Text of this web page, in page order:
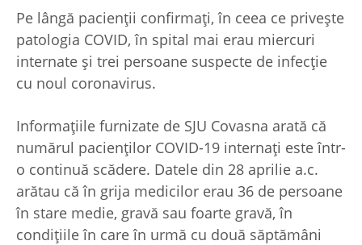
Pe lângă pacienții confirmați, în ceea ce privește
patologia COVID, în spital mai erau miercuri
internate și trei persoane suspecte de infecție
cu noul coronavirus.
Informațiile furnizate de SJU Covasna arată că
numărul pacienților COVID-19 internați este într-
o continuă scădere. Datele din 28 aprilie a.c.
arătau că în grija medicilor erau 36 de persoane
în stare medie, gravă sau foarte gravă, în
condițiile în care în urmă cu două săptămâni